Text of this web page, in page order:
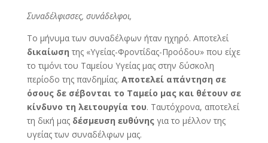
Συναδέλφισσες, συνάδελφοι,
Το μήνυμα των συναδέλφων ήταν ηχηρό. Αποτελεί
δικαίωση της «Υγείας-Φροντίδας-Προόδου» που είχε
το τιμόνι του Ταμείου Υγείας μας στην δύσκολη
περίοδο της πανδημίας. Αποτελεί απάντηση σε
όσους δε σέβονται το Ταμείο μας και θέτουν σε
κίνδυνο τη λειτουργία του. Ταυτόχρονα, αποτελεί
τη δική μας δέσμευση ευθύνηςγια το μέλλον της
υγείας των συναδέλφων μας.